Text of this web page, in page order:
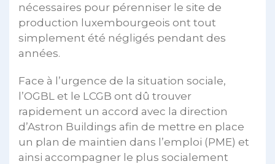
nécessaires pour pérenniser le site de
production luxembourgeois ont tout
simplement été négligés pendant des
années.
Face à l’urgence de la situation sociale,
l’OGBL et le LCGB ont dû trouver
rapidement un accord avec la direction
d’Astron Buildings afin de mettre en place
un plan de maintien dans l’emploi (PME) et
ainsi accompagner le plus socialement